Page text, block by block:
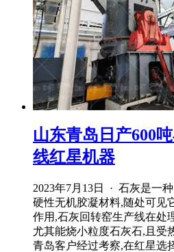
山东青岛日产600
线红星机器
2023年7月13日 · 石灰是一
硬性无机胶凝材料,随处可见
作用,石灰回转窑生产线在处
尤其能烧小粒度石灰石,且受
青岛客户经过考察,在红星选